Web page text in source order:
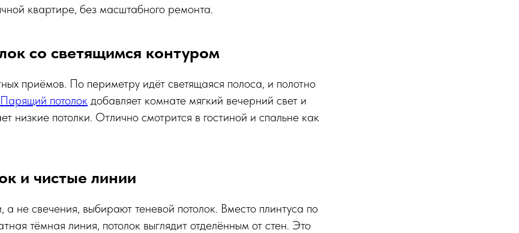
квартире, без масштабного ремонта.
со светящимся контуром
приёмов. По периметру идёт светящаяся полоса, и полотно
Парящий потолок добавляет комнате мягкий вечерний свет и
низкие потолки. Отлично смотрится в гостиной и спальне как
и чистые линии
а не свечения, выбирают теневой потолок. Вместо плинтуса по
тёмная линия, потолок выглядит отделённым от стен. Это